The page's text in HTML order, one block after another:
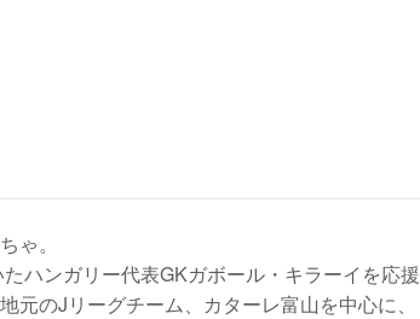
ゃ。
ハンガリー代表GKガボール・キラーイを応援
元のJリーグチーム、カターレ富山を中心に、